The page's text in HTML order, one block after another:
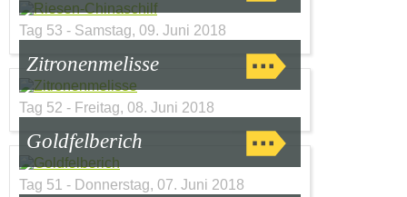
Tag 53 - Samstag, 09. Juni 2018
Zitronenmelisse
Tag 52 - Freitag, 08. Juni 2018
Goldfelberich
Tag 51 - Donnerstag, 07. Juni 2018